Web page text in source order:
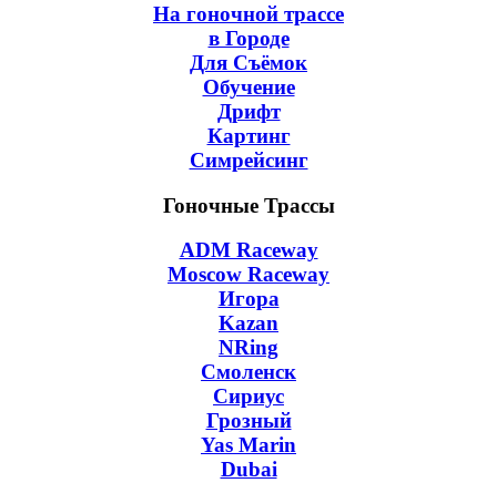
На гоночной трассе
в Городе
Для Съёмок
Обучение
Дрифт
Картинг
Симрейсинг
Гоночные Трассы
ADM Raceway
Moscow Raceway
Игора
Kazan
NRing
Смоленск
Сириус
Грозный
Yas Marin
Dubai